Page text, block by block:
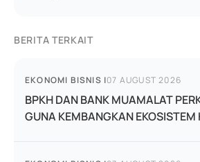
BERITA TERKAIT
EKONOMI BISNIS |07 AUGUST 2026
BPKH DAN BANK MUAMALAT
GUNA KEMBANGKAN EKOSISTEM